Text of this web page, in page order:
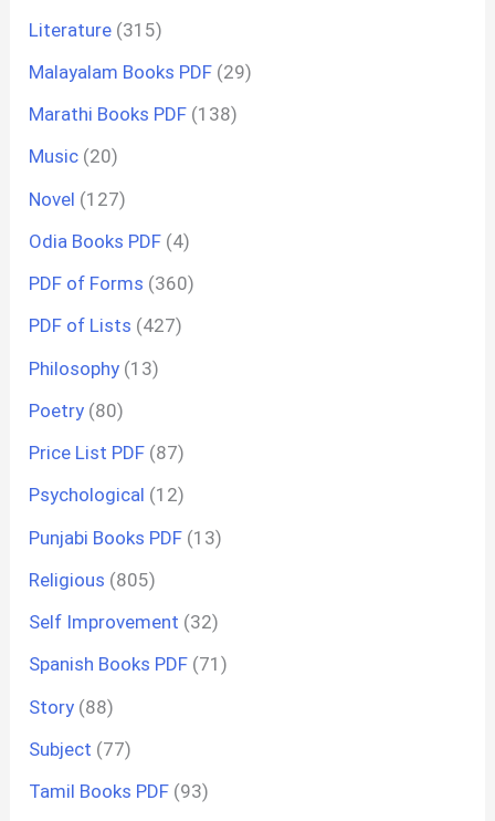
Literature (315)
Malayalam Books PDF (29)
Marathi Books PDF (138)
Music (20)
Novel (127)
Odia Books PDF (4)
PDF of Forms (360)
PDF of Lists (427)
Philosophy (13)
Poetry (80)
Price List PDF (87)
Psychological (12)
Punjabi Books PDF (13)
Religious (805)
Self Improvement (32)
Spanish Books PDF (71)
Story (88)
Subject (77)
Tamil Books PDF (93)